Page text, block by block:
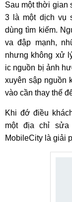
Sau một thời gian
3 là một dịch vụ
dùng tìm kiếm.
va đập mạnh,
nhưng không xử
ic nguồn bị ảnh
xuyên sập nguồn
vào cần thay thế
Khi đớ điều
một địa chỉ
MobileCity là giải